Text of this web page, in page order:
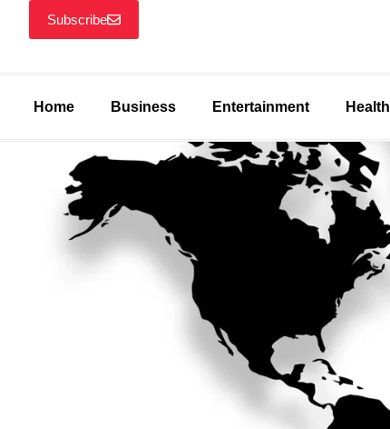
Subscribe
Home Business Entertainment Health